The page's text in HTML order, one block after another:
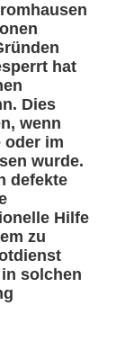
hat
Dies
wenn
oder im
wurde.
defekte
Hilfe
zu
solchen